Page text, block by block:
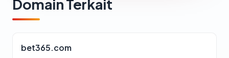
Domain Terkait
bet365.com